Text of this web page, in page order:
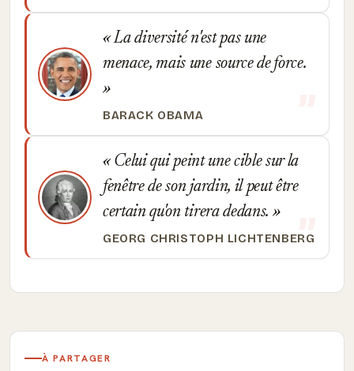
La diversité n'est pas une
menace, mais une source de force.
BARACK OBAMA
Celui qui peint une cible sur la
fenêtre de son jardin, il peut être
certain qu'on tirera dedans.
GEORG CHRISTOPH LICHTENBERG
À PARTAGER